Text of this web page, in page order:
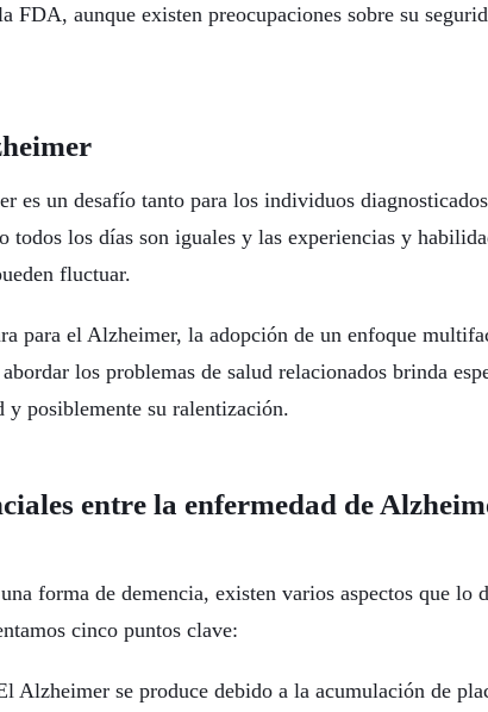
FDA, aunque existen preocupaciones sobre su
es un desafío tanto para los individuos
todos los días son iguales y las experiencias y
fluctuar.
para el Alzheimer, la adopción de un enfoque
los problemas de salud relacionados brinda
y posiblemente su ralentización.
entre la enfermedad de
forma de demencia, existen varios aspectos que lo
cinco puntos clave:
Alzheimer se produce debido a la acumulación de